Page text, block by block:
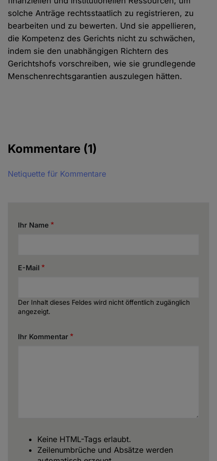
solche Anträge rechtsstaatlich zu registrieren, zu
bearbeiten und zu bewerten. Und sie appellieren,
die Kompetenz des Gerichts nicht zu schwächen,
indem sie den unabhängigen Richtern des
Gerichtshofs vorschreiben, wie sie grundlegende
Menschenrechtsgarantien auszulegen hätten.
Kommentare (1)
Netiquette für Kommentare
Ihr Name
E-Mail
Der Inhalt dieses Feldes wird nicht öffentlich zugänglich
angezeigt.
Ihr Kommentar
Keine HTML-Tags erlaubt.
Zeilenumbrüche und Absätze werden